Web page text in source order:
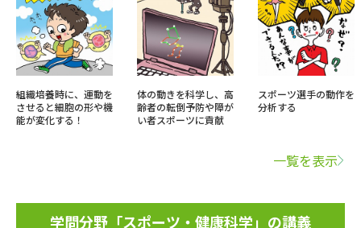
組織培養時に、運動を
させると細胞の形や機
能が変化する！
体の動きを科学し、高
齢者の転倒予防や障が
い者スポーツに貢献
スポーツ選手の動作を
分析する
一覧を表示
学問分野「スポーツ・健康科学」の講義